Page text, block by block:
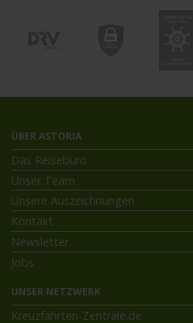
ÜBER ASTORIA
Das Reisebüro
Unser Team
Unsere Auszeichnungen
Kontakt
Newsletter
Jobs
UNSER NETZWERK
Kreuzfahrten-Zentrale.de